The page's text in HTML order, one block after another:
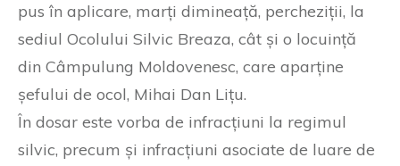
pus în aplicare, marți dimineață, percheziții, la
sediul Ocolului Silvic Breaza, cât și o locuință
din Câmpulung Moldovenesc, care aparține
șefului de ocol, Mihai Dan Lițu.
În dosar este vorba de infracțiuni la regimul
silvic, precum și infracțiuni asociate de luare de